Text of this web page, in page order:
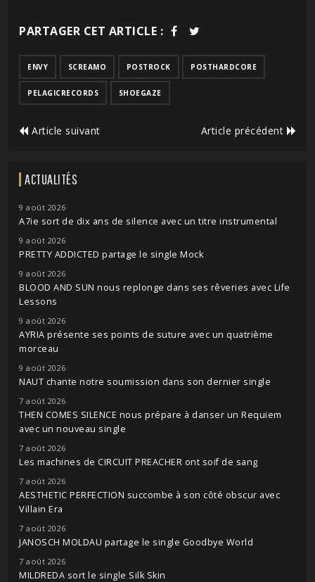
PARTAGER CET ARTICLE :
ENVY SCREAMO POSTROCK POSTHARDCORE
PELAGICRECORDS SHOEGAZE
Article suivant Article précédent
ACTUALITÉS
9 août 2026
A7ie sort de dix ans de silence avec un titre instrumental
9 août 2026
PRETTY ADDICTED partage le single Mock
9 août 2026
BLOOD AND SUN nous replonge dans ses rêveries avec Life
Lessons
9 août 2026
AYRIA présente ses points de suture avec un quatrième
morceau
9 août 2026
NAUT chante notre soumission dans son dernier single
7 août 2026
THEN COMES SILENCE nous prépare à danser un Requiem
avec un nouveau single
7 août 2026
Les machines de CIRCUIT PREACHER ont soif de sang
7 août 2026
AESTHETIC PERFECTION succombe à son côté obscur avec
Villain Era
7 août 2026
JANOSCH MOLDAU partage le single Goodbye World
7 août 2026
MILDREDA sort le single Silk Skin